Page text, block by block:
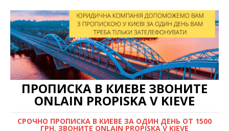
ПРОПИСКА В КИЕВЕ ЗВОНИТЕ
ONLAIN PROPISKA V KIEVE
СРОЧНО ПРОПИСКА В КИЕВЕ ЗА ОДИН ДЕНЬ ОТ 1500
ГРН. ЗВОНИТЕ ONLAIN PROPISKA V KIEVE